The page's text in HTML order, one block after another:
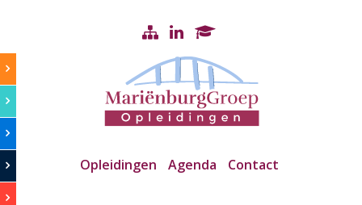
Opleidingen Agenda Contact